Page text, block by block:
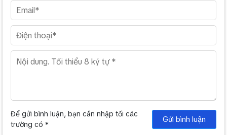
Để gửi bình luận, bạn cần nhập tối các
trường có *
Gửi bình luận